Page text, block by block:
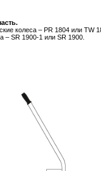
колеса – PR 1804 или TW
– SR 1900-1 или SR 1900.